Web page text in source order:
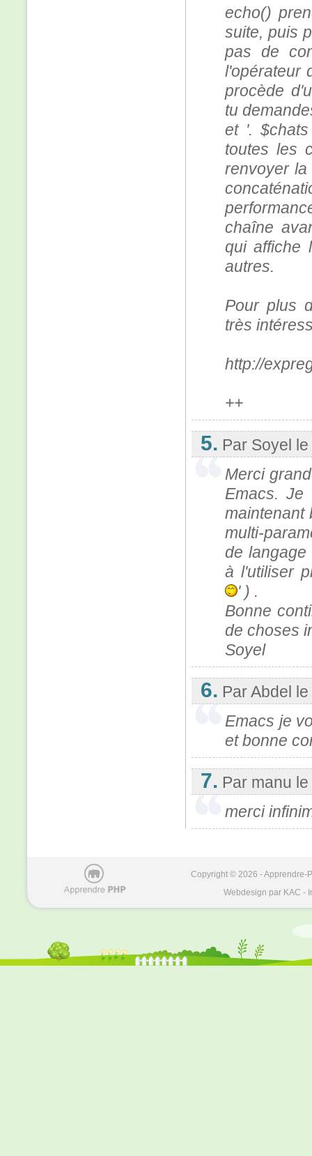
echo()
suite, puis
pas de
l'opérateur
procède
tu
et '.
toutes les
renvoyer la
chaîne
qui affiche
autres.
Pour plus
très
http://
++
5. Par Soyel
Merci
Emacs.
maintenant
multi-
de
à l'utiliser
' ) .
Bonne
de choses
Soyel
6. Par Abdel
Emacs je
et bonne
7. Par manu
merci
Copyright © 2026 - Apprendre-
Webdesign par KAC -